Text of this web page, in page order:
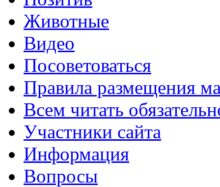
Животные
Видео
Посоветоваться
Правила размещения
Всем читать
Участники сайта
Информация
Вопросы